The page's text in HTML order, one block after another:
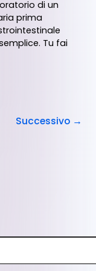
di un
prima
Tu fai
Successivo →